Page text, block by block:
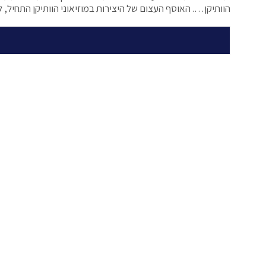
הוותיקן…. האוסף העצום של היצירות במוזיאוני הוותיקן